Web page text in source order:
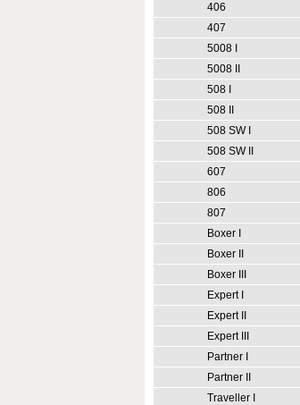
406
407
5008 I
5008 II
508 I
508 II
508 SW I
508 SW II
607
806
807
Boxer I
Boxer II
Boxer III
Expert I
Expert II
Expert III
Partner I
Partner II
Traveller I